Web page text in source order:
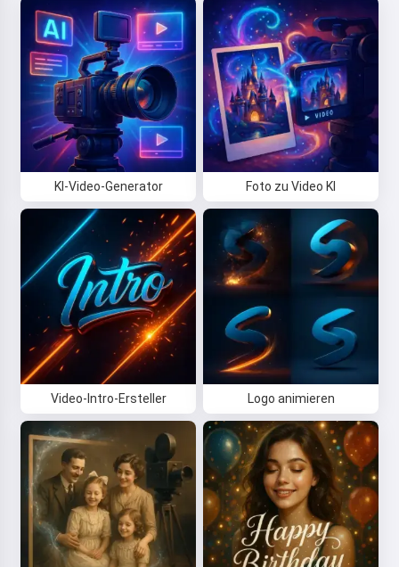
KI-Video-Generator Foto zu Video KI
Video-Intro-Ersteller Logo animieren